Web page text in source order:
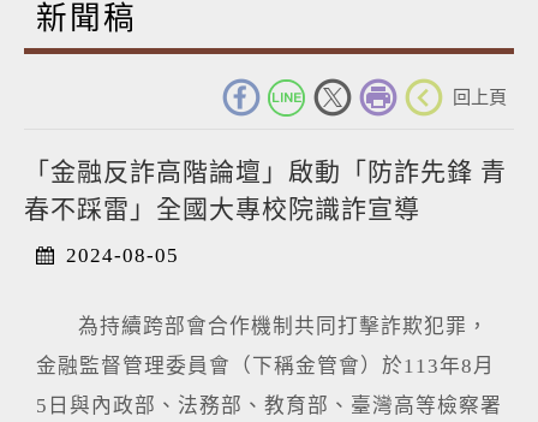
新聞稿
回上頁
「金融反詐高階論壇」啟動「防詐先鋒 青
春不踩雷」全國大專校院識詐宣導
2024-08-05
為持續跨部會合作機制共同打擊詐欺犯罪，
金融監督管理委員會（下稱金管會）於113年8月
5日與內政部、法務部、教育部、臺灣高等檢察署